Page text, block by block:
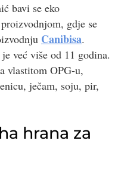
bavi se eko
gdje se
Canibisa.
već više od 11 godina.
vlastitom OPG-u,
ječam, soju, pir,
hrana za